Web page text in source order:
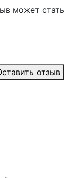
может стать
отзыв